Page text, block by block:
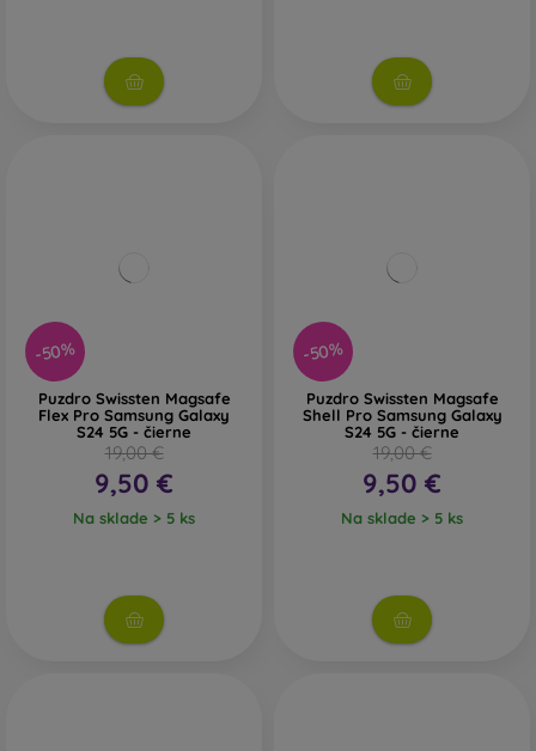
-50%
Puzdro Swissten Magsafe
Flex Pro Samsung Galaxy
S24 5G - čierne
19,00 €
9,50 €
Na sklade > 5 ks
-50%
Puzdro Swissten Magsafe
Shell Pro Samsung Galaxy
S24 5G - čierne
19,00 €
9,50 €
Na sklade > 5 ks